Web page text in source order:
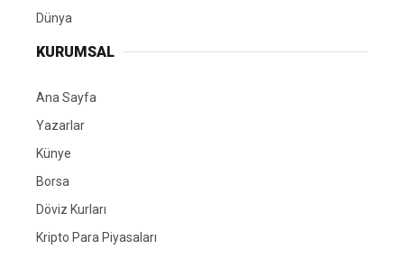
Dünya
KURUMSAL
Ana Sayfa
Yazarlar
Künye
Borsa
Döviz Kurları
Kripto Para Piyasaları